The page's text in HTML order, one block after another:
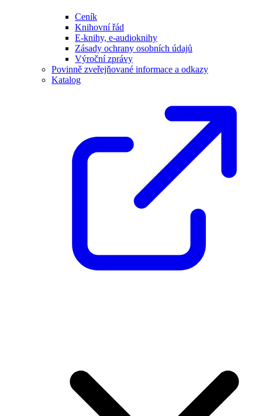
Ceník
Knihovní řád
E-knihy, e-audioknihy
Zásady ochrany osobních údajů
Výroční zprávy
Povinně zveřejňované informace a odkazy
Katalog